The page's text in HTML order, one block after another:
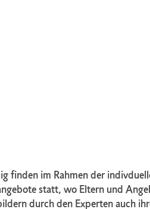
finden im Rahmen der
statt, wo Eltern und
durch den Experten auch